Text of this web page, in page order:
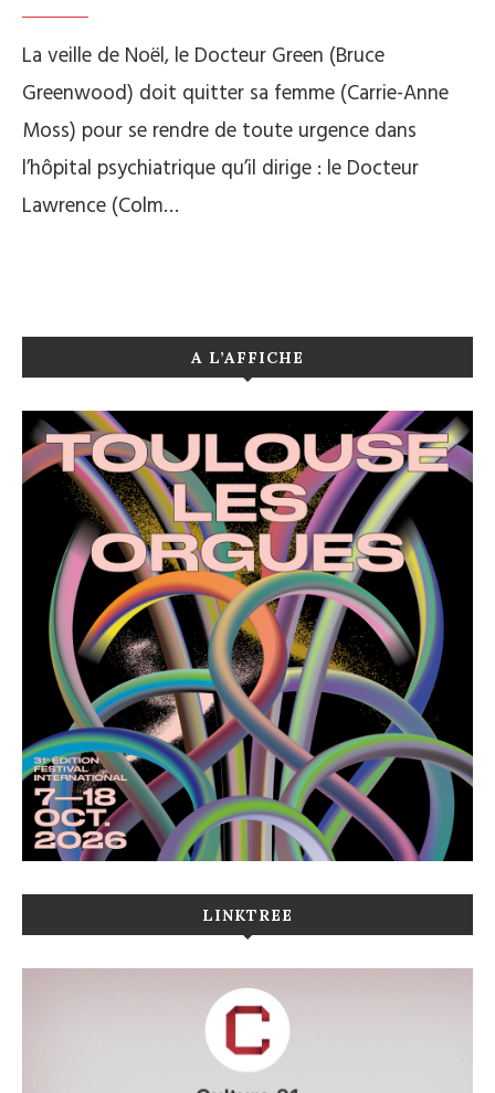
La veille de Noël, le Docteur Green (Bruce
Greenwood) doit quitter sa femme (Carrie-Anne
Moss) pour se rendre de toute urgence dans
l’hôpital psychiatrique qu’il dirige : le Docteur
Lawrence (Colm…
A L’AFFICHE
LINKTREE